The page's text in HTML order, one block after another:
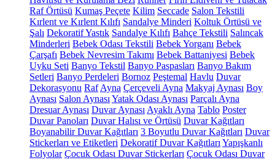
Raf Örtüsü Kumaş Peçete Kilim Seccade Salon Tekstili
Kırlent ve Kırlent Kılıfı Sandalye Minderi Koltuk Örtüsü ve
Şalı Dekoratif Yastık Sandalye Kılıfı Bahçe Tekstili Salıncak
Minderleri Bebek Odası Tekstili Bebek Yorganı Bebek
Çarşafı Bebek Nevresim Takımı Bebek Battaniyesi Bebek
Uyku Seti Banyo Tekstil Banyo Paspasları Banyo Bakım
Setleri Banyo Perdeleri Bornoz Peştemal Havlu Duvar
Dekorasyonu Raf Ayna Çerçeveli Ayna Makyaj Aynası Boy
Aynası Salon Aynası Yatak Odası Aynası Parçalı Ayna
Dresuar Aynası Duvar Aynası Ayaklı Ayna Tablo Poster
Duvar Panoları Duvar Halısı ve Örtüsü Duvar Kağıtları
Boyanabilir Duvar Kağıtları 3 Boyutlu Duvar Kağıtları Duvar
Stickerları ve Etiketleri Dekoratif Duvar Kağıtları Yapışkanlı
Folyolar Çocuk Odası Duvar Stickerları Çocuk Odası Duvar